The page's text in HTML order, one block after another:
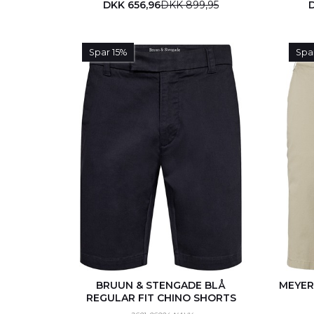
DKK 656,96DKK 899,95
Spar 15%
BRUUN & STENGADE BLÅ
REGULAR FIT CHINO SHORTS